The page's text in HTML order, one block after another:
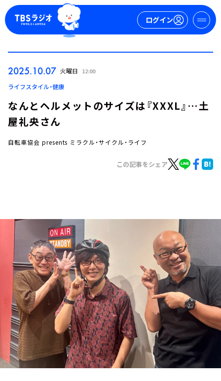
ログイン
ログイン
お知らせ
イベント・グッズ
YouTube
会社情報
2025.10.07 火曜日 12:00
ライフスタイル・健康
なんとヘルメットのサイズは『XXXL』…土
屋礼央さん
自転車協会 presents ミラクル・サイクル・ライフ
この記事をシェア